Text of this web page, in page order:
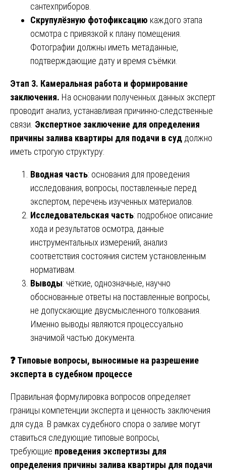
сантехприборов.
Скрупулёзную фотофиксацию каждого этапа
осмотра с привязкой к плану помещения.
Фотографии должны иметь метаданные,
подтверждающие дату и время съёмки.
Этап 3. Камеральная работа и формирование
заключения. На основании полученных данных эксперт
проводит анализ, устанавливая причинно-следственные
связи. Экспертное заключение для определения
причины залива квартиры для подачи в суд должно
иметь строгую структуру:
Вводная часть: основания для проведения
исследования, вопросы, поставленные перед
экспертом, перечень изученных материалов.
Исследовательская часть: подробное описание
хода и результатов осмотра, данные
инструментальных измерений, анализ
соответствия состояния систем установленным
нормативам.
Выводы: чёткие, однозначные, научно
обоснованные ответы на поставленные вопросы,
не допускающие двусмысленного толкования.
Именно выводы являются процессуально
значимой частью документа.
❓Типовые вопросы, выносимые на разрешение
эксперта в судебном процессе
Правильная формулировка вопросов определяет
границы компетенции эксперта и ценность заключения
для суда. В рамках судебного спора о заливе могут
ставиться следующие типовые вопросы,
требующие проведения экспертизы для
определения причины залива квартиры для подачи